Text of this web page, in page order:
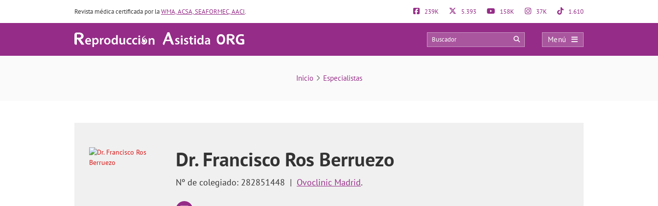
Revista médica certificada por laWMA, ACSA, SEAFORMEC, AACI. 239K 5.393 158K 37K 1.610
Menú
Trombofilias, ¿una causa de fallos de implantación y abortos de repetición?
128 7
Inicio Especialistas
Dr. Francisco Ros Berruezo
Nº de colegiado: 282851448 | Ovoclinic Madrid.